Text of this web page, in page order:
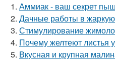
1. Аммиак - ваш секрет
2. Дачные работы в жаркую
3. Стимулирование
4. Почему желтеют листья
5. Вкусная и крупная